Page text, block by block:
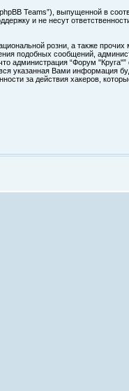
Teams”), выпущенной в
и не несут
розни, а также
подобных сообщений,
администрация “Форум
указанная Вами информация
за действия хакеров,